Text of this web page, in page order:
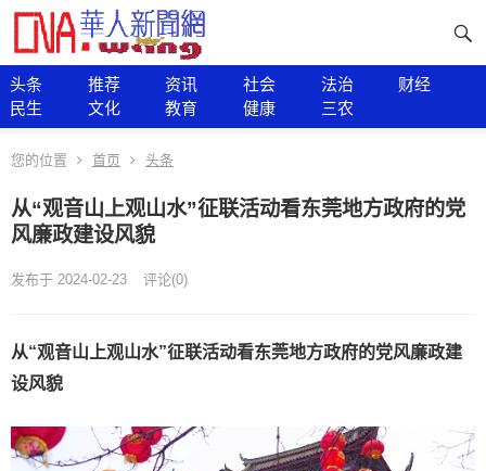
头条 推荐 资讯 社会 法治
财经
民生
文化 教育 健康 三农
您的位置 首页 头条
从“观音山上观山水”征联活动看东莞地方政府的党
风廉政建设风貌
发布于 2024-02-23 评论(0)
从“观音山上观山水”征联活动看东莞地方政府的党风廉政建
设风貌